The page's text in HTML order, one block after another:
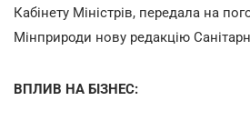
Кабінету Міністрів, передала на
Мінприроди нову редакцію
ВПЛИВ НА БІЗНЕС: